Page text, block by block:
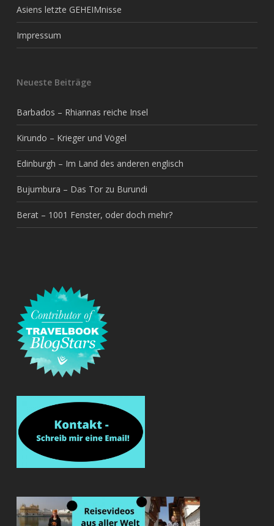
Asiens letzte GEHEIMnisse
Impressum
Neueste Beiträge
Barbados – Rhiannas reiche Insel
Kirundo – Krieger und Vögel
Edinburgh – Im Land des anderen englisch
Bujumbura – Das Tor zu Burundi
Berat – 1001 Fenster, oder doch mehr?